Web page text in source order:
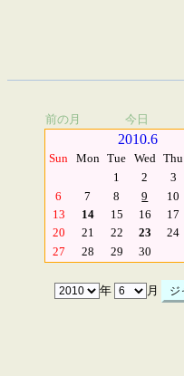
前の月 今日
2010.6
Sun Mon Tue Wed Thu
1
2 3
6
7 8 9 10
13
14 15 16 17
20
21 22 23 24
27
28 29 30
年 月